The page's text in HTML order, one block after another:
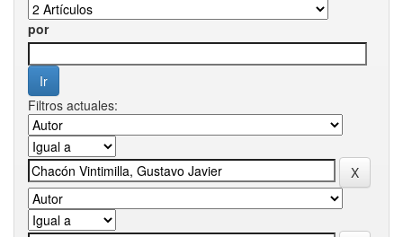
por
Filtros actuales: